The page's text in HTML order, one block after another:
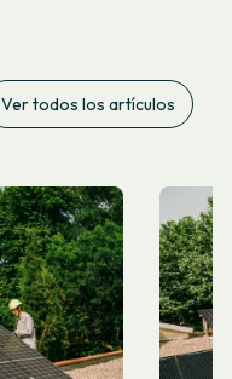
Ver todos los artículos